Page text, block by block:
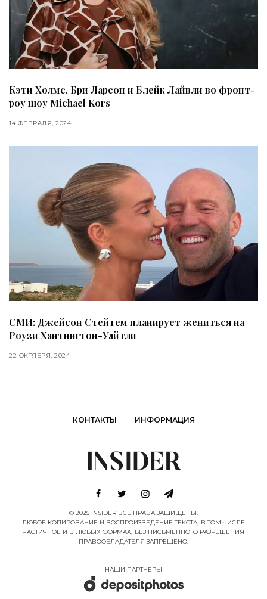
Кэти Холмс, Бри Ларсон и Блейк Лайвли во фронт-
роу шоу Michael Kors
14 ФЕВРАЛЯ, 2024
СМИ: Джейсон Стейтем планирует жениться на
Роузи Хантингтон-Уайтли
22 ОКТЯБРЯ, 2024
КОНТАКТЫ ИНФОРМАЦИЯ
© 2025 INSIDER ВСЕ ПРАВА ЗАЩИЩЕНЫ.
ЛЮБОЕ КОПИРОВАНИЕ И ВОСПРОИЗВЕДЕНИЕ ТЕКСТА, В ТОМ ЧИСЛЕ
ЧАСТИЧНОЕ И В ЛЮБЫХ ФОРМАХ, БЕЗ ПИСЬМЕННОГО РАЗРЕШЕНИЯ
ПРАВООБЛАДАТЕЛЯ ЗАПРЕЩЕНО.
НАШИ ПАРТНËРЫ